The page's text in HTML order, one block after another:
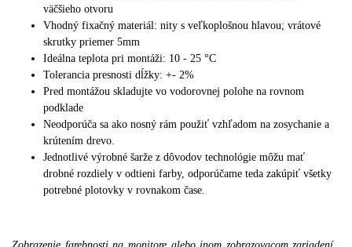
väčšieho otvoru
Vhodný fixačný materiál: nity s veľkoplošnou hlavou; vrátové
skrutky priemer 5mm
Ideálna teplota pri montáži: 10 - 25 °C
Tolerancia presnosti dĺžky: +- 2%
Pred montážou skladujte vo vodorovnej polohe na rovnom
podklade
Neodporúča sa ako nosný rám použiť vzhľadom na zosychanie a
krútením drevo.
Jednotlivé výrobné šarže z dôvodov technológie môžu mať
drobné rozdiely v odtieni farby, odporúčame teda zakúpiť všetky
potrebné plotovky v rovnakom čase.